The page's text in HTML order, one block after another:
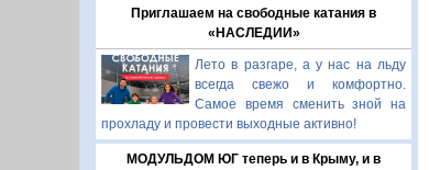
Приглашаем на свободные катания в
«НАСЛЕДИИ»
Лето в разгаре, а у нас на льду
всегда свежо и комфортно.
Самое время сменить зной на
прохладу и провести выходные активно!
МОДУЛЬДОМ ЮГ теперь и в Крыму, и в